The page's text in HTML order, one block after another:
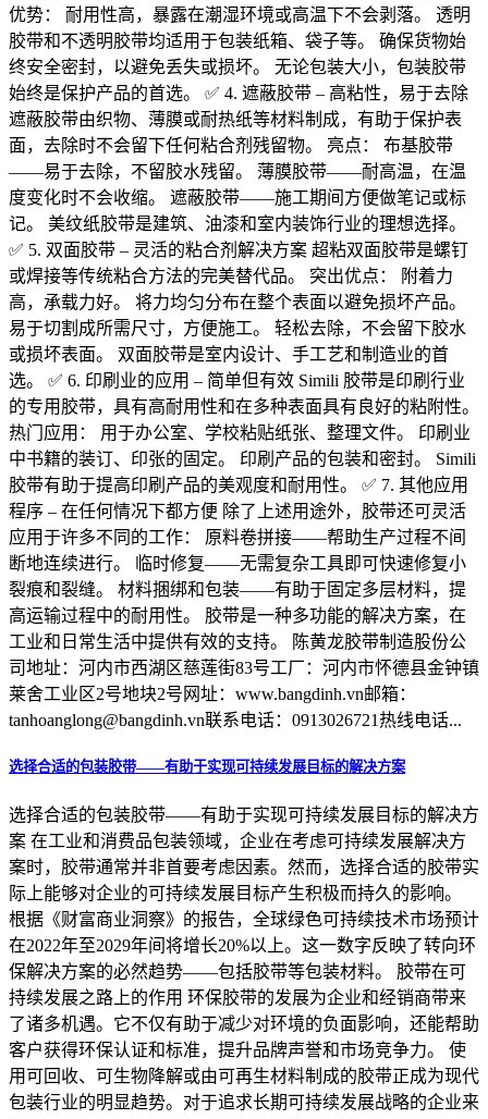
优势： 耐用性高，暴露在潮湿环境或高温下不会剥落。 透明
胶带和不透明胶带均适用于包装纸箱、袋子等。 确保货物始
终安全密封，以避免丢失或损坏。 无论包装大小，包装胶带
始终是保护产品的首选。 ✅ 4. 遮蔽胶带 – 高粘性，易于去除
遮蔽胶带由织物、薄膜或耐热纸等材料制成，有助于保护表
面，去除时不会留下任何粘合剂残留物。 亮点： 布基胶带
——易于去除，不留胶水残留。 薄膜胶带——耐高温，在温
度变化时不会收缩。 遮蔽胶带——施工期间方便做笔记或标
记。 美纹纸胶带是建筑、油漆和室内装饰行业的理想选择。
✅ 5. 双面胶带 – 灵活的粘合剂解决方案 超粘双面胶带是螺钉
或焊接等传统粘合方法的完美替代品。 突出优点： 附着力
高，承载力好。 将力均匀分布在整个表面以避免损坏产品。
易于切割成所需尺寸，方便施工。 轻松去除，不会留下胶水
或损坏表面。 双面胶带是室内设计、手工艺和制造业的首
选。 ✅ 6. 印刷业的应用 – 简单但有效 Simili 胶带是印刷行业
的专用胶带，具有高耐用性和在多种表面具有良好的粘附性。
热门应用： 用于办公室、学校粘贴纸张、整理文件。 印刷业
中书籍的装订、印张的固定。 印刷产品的包装和密封。 Simili
胶带有助于提高印刷产品的美观度和耐用性。 ✅ 7. 其他应用
程序 – 在任何情况下都方便 除了上述用途外，胶带还可灵活
应用于许多不同的工作： 原料卷拼接——帮助生产过程不间
断地连续进行。 临时修复——无需复杂工具即可快速修复小
裂痕和裂缝。 材料捆绑和包装——有助于固定多层材料，提
高运输过程中的耐用性。 胶带是一种多功能的解决方案，在
工业和日常生活中提供有效的支持。 陈黄龙胶带制造股份公
司地址：河内市西湖区慈莲街83号工厂：河内市怀德县金钟镇
莱舍工业区2号地块2号网址：www.bangdinh.vn邮箱：
tanhoanglong@bangdinh.vn联系电话：0913026721热线电话...
选择合适的包装胶带——有助于实现可持续发展目标的解决方案
选择合适的包装胶带——有助于实现可持续发展目标的解决方
案 在工业和消费品包装领域，企业在考虑可持续发展解决方
案时，胶带通常并非首要考虑因素。然而，选择合适的胶带实
际上能够对企业的可持续发展目标产生积极而持久的影响。
根据《财富商业洞察》的报告，全球绿色可持续技术市场预计
在2022年至2029年间将增长20%以上。这一数字反映了转向环
保解决方案的必然趋势——包括胶带等包装材料。 胶带在可
持续发展之路上的作用 环保胶带的发展为企业和经销商带来
了诸多机遇。它不仅有助于减少对环境的负面影响，还能帮助
客户获得环保认证和标准，提升品牌声誉和市场竞争力。 使
用可回收、可生物降解或由可再生材料制成的胶带正成为现代
包装行业的明显趋势。对于追求长期可持续发展战略的企业来